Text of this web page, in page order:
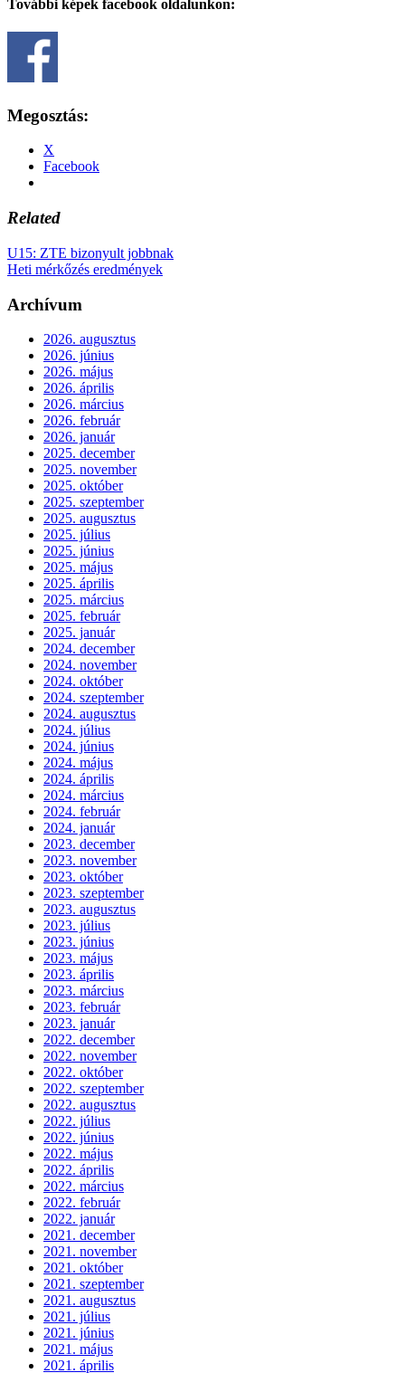
További képek facebook oldalunkon:
Megosztás:
X
Facebook
Related
U15: ZTE bizonyult jobbnak
Heti mérkőzés eredmények
Archívum
2026. augusztus
2026. június
2026. május
2026. április
2026. március
2026. február
2026. január
2025. december
2025. november
2025. október
2025. szeptember
2025. augusztus
2025. július
2025. június
2025. május
2025. április
2025. március
2025. február
2025. január
2024. december
2024. november
2024. október
2024. szeptember
2024. augusztus
2024. július
2024. június
2024. május
2024. április
2024. március
2024. február
2024. január
2023. december
2023. november
2023. október
2023. szeptember
2023. augusztus
2023. július
2023. június
2023. május
2023. április
2023. március
2023. február
2023. január
2022. december
2022. november
2022. október
2022. szeptember
2022. augusztus
2022. július
2022. június
2022. május
2022. április
2022. március
2022. február
2022. január
2021. december
2021. november
2021. október
2021. szeptember
2021. augusztus
2021. július
2021. június
2021. május
2021. április